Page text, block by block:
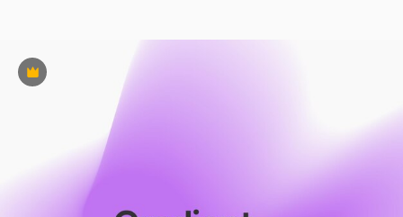
Premium